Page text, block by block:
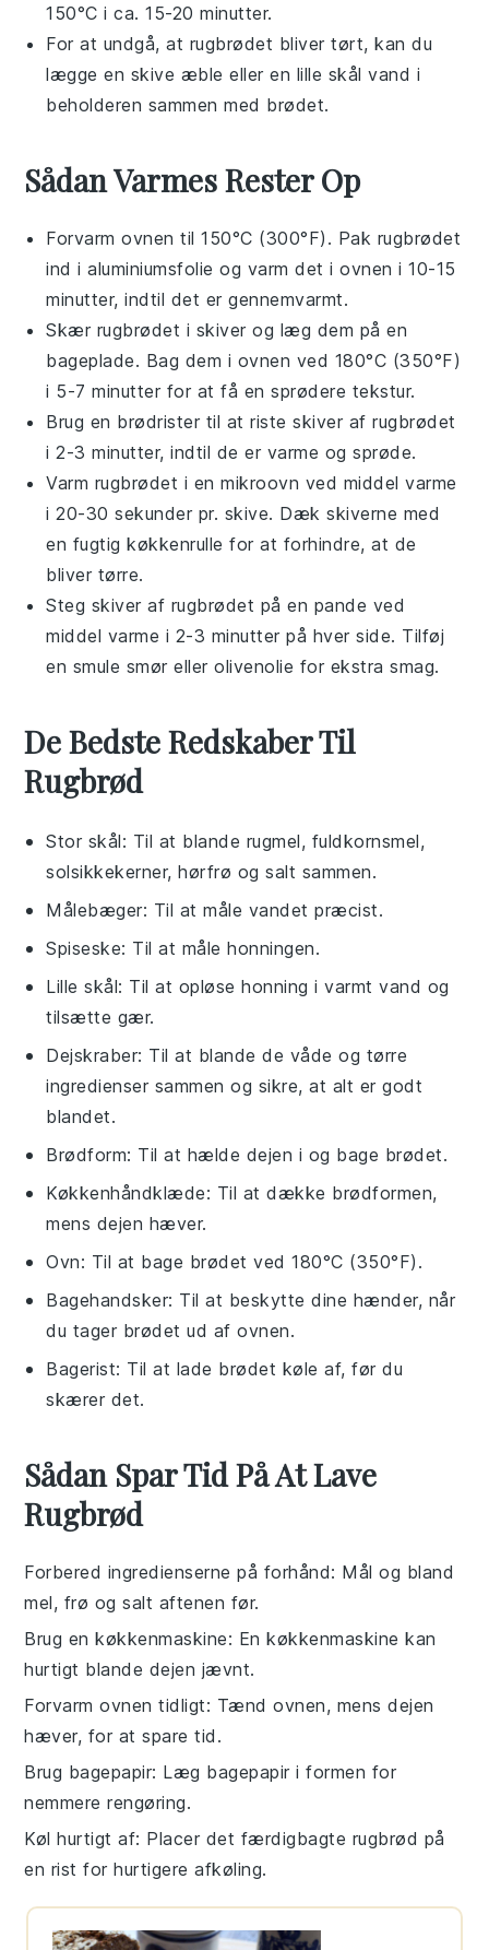
150°C i ca. 15-20 minutter.
For at undgå, at rugbrødet bliver tørt, kan du
lægge en skive æble eller en lille skål vand i
beholderen sammen med brødet.
Sådan Varmes Rester Op
Forvarm ovnen til 150°C (300°F). Pak rugbrødet
ind ialuminiumsfolie og varm det i ovnen i 10-15
minutter, indtil det er gennemvarmt.
Skær rugbrødet i skiver og læg dem på en
bageplade. Bag dem i ovnen ved 180°C (350°F)
i 5-7 minutter for at få en sprødere tekstur.
Brug en brødrister til at riste skiver afrugbrødet
i 2-3 minutter, indtil de er varme og sprøde.
Varm rugbrødet i enmikroovn ved middel varme
i 20-30 sekunder pr. skive. Dæk skiverne med
en fugtigkøkkenrulle for at forhindre, at de
bliver tørre.
Steg skiver af rugbrødet på en pande ved
middel varme i 2-3 minutter på hver side. Tilføj
en smule smør ellerolivenolie for ekstra smag.
De Bedste Redskaber Til
Rugbrød
Stor skål: Til at blande rugmel, fuldkornsmel,
solsikkekerner, hørfrø og salt sammen.
Målebæger: Til at måle vandet præcist.
Spiseske: Til at måle honningen.
Lille skål: Til at opløse honning i varmt vand og
tilsætte gær.
Dejskraber: Til at blande de våde og tørre
ingredienser sammen og sikre, at alt er godt
blandet.
Brødform: Til at hælde dejen i og bage brødet.
Køkkenhåndklæde: Til at dække brødformen,
mens dejen hæver.
Ovn: Til at bage brødet ved 180°C (350°F).
Bagehandsker: Til at beskytte dine hænder, når
du tager brødet ud af ovnen.
Bagerist: Til at lade brødet køle af, før du
skærer det.
Sådan Spar Tid På At Lave
Rugbrød
Forbered ingredienserne på forhånd: Mål og bland
mel, frø ogsalt aftenen før.
Brug en køkkenmaskine: Enkøkkenmaskine kan
hurtigt blande dejen jævnt.
Forvarm ovnen tidligt: Tænd ovnen, mens dejen
hæver, for at spare tid.
Brug bagepapir: Læg bagepapir i formen for
nemmere rengøring.
Køl hurtigt af: Placer det færdigbagte rugbrød på
en rist for hurtigere afkøling.